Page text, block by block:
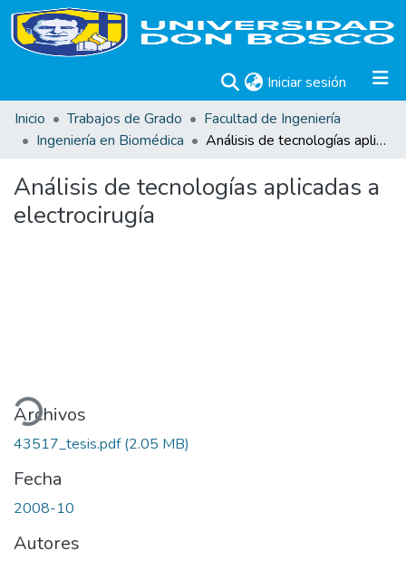
Iniciar sesión (current)
Inicio
Trabajos de Grado
Facultad de Ingeniería
Ingeniería en Biomédica
Análisis de tecnologías aplicadas a electrocirugía
Análisis de tecnologías aplicadas a
electrocirugía
Archivos
43517_tesis.pdf(2.05 MB)
Fecha
2008-10
Autores